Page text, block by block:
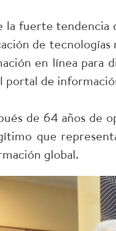
la fuerte tendencia
de
en línea para
portal de
de 64 años de
que
global.